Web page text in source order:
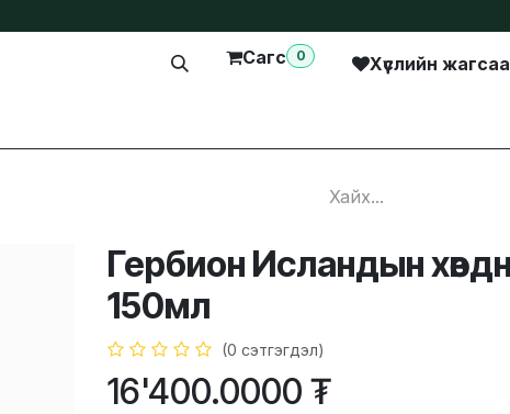
Сагс 0 Хүслийн
Гербион Исландын
150мл
(0 сэтгэгдэл)
16'400.0000 ₮